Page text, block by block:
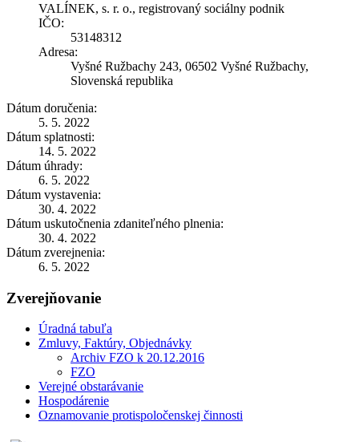
VALÍNEK, s. r. o., registrovaný sociálny podnik
IČO:
53148312
Adresa:
Vyšné Ružbachy 243, 06502 Vyšné Ružbachy,
Slovenská republika
Dátum doručenia:
5. 5. 2022
Dátum splatnosti:
14. 5. 2022
Dátum úhrady:
6. 5. 2022
Dátum vystavenia:
30. 4. 2022
Dátum uskutočnenia zdaniteľného plnenia:
30. 4. 2022
Dátum zverejnenia:
6. 5. 2022
Zverejňovanie
Úradná tabuľa
Zmluvy, Faktúry, Objednávky
Archiv FZO k 20.12.2016
FZO
Verejné obstarávanie
Hospodárenie
Oznamovanie protispoločenskej činnosti